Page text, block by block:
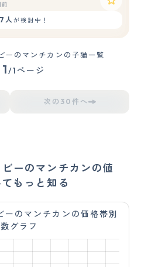
7人が検討中！
ーのマンチカンの子猫一覧
1/1ページ
次の30件へ
ーのマンチカンの値
もっと知る
ーのマンチカンの価格帯別
グラフ